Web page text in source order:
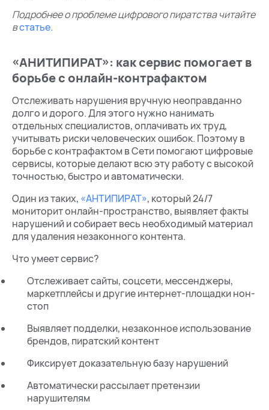
Подробнее о проблеме цифрового пиратства читайте
встатье.
«АНИТИПИРАТ»: как сервис помогает в
борьбе с онлайн-контрафактом
Отслеживать нарушения вручную неоправданно
долго и дорого. Для этого нужно нанимать
отдельных специалистов, оплачивать их труд,
учитывать риски человеческих ошибок. Поэтому в
борьбе с контрафактом в Сети помогают цифровые
сервисы, которые делают всю эту работу с высокой
точностью, быстро и автоматически.
Один из таких, «АНТИПИРАТ», который 24/7
мониторит онлайн-пространство, выявляет факты
нарушений и собирает весь необходимый материал
для удаления незаконного контента.
Что умеет сервис?
Отслеживает сайты, соцсети, мессенджеры,
маркетплейсы и другие интернет-площадки нон-
стоп
Выявляет подделки, незаконное использование
брендов, пиратский контент
Фиксирует доказательную базу нарушений
Автоматически рассылает претензии
нарушителям